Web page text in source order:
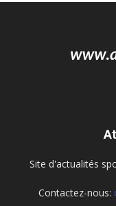
Site d'actualités
Contactez-nous: